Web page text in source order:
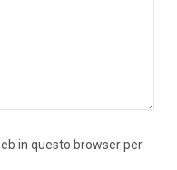
in questo browser per